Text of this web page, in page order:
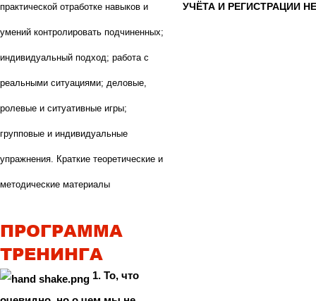
практической отработке навыков и
умений контролировать подчиненных;
индивидуальный подход; работа с
реальными ситуациями; деловые,
ролевые и ситуативные игры;
групповые и индивидуальные
упражнения. Краткие теоретические и
методические материалы
ПРОГРАММА
ТРЕНИНГА
1. То, что
УЧЁТА И РЕГИСТРАЦИИ